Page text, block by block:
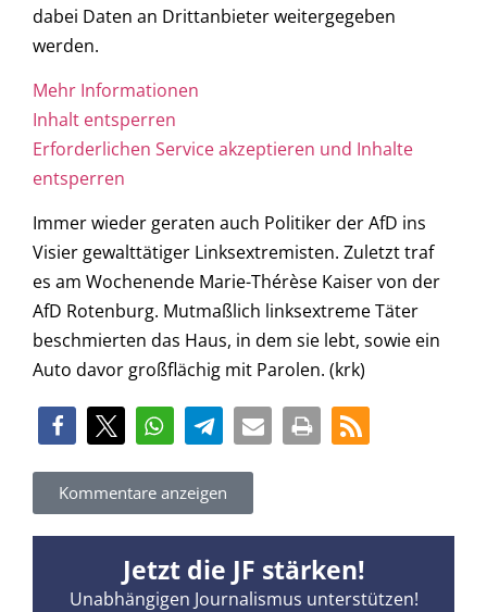
dabei Daten an Drittanbieter weitergegeben
werden.
Mehr Informationen
Inhalt entsperren
Erforderlichen Service akzeptieren und Inhalte
entsperren
Immer wieder geraten auch Politiker der AfD ins
Visier gewalttätiger Linksextremisten. Zuletzt traf
es am Wochenende Marie-Thérèse Kaiser von der
AfD Rotenburg. Mutmaßlich linksextreme Täter
beschmierten das Haus, in dem sie lebt, sowie ein
Auto davor großflächig mit Parolen. (krk)
Kommentare anzeigen
Jetzt die JF stärken!
Unabhängigen Journalismus unterstützen!